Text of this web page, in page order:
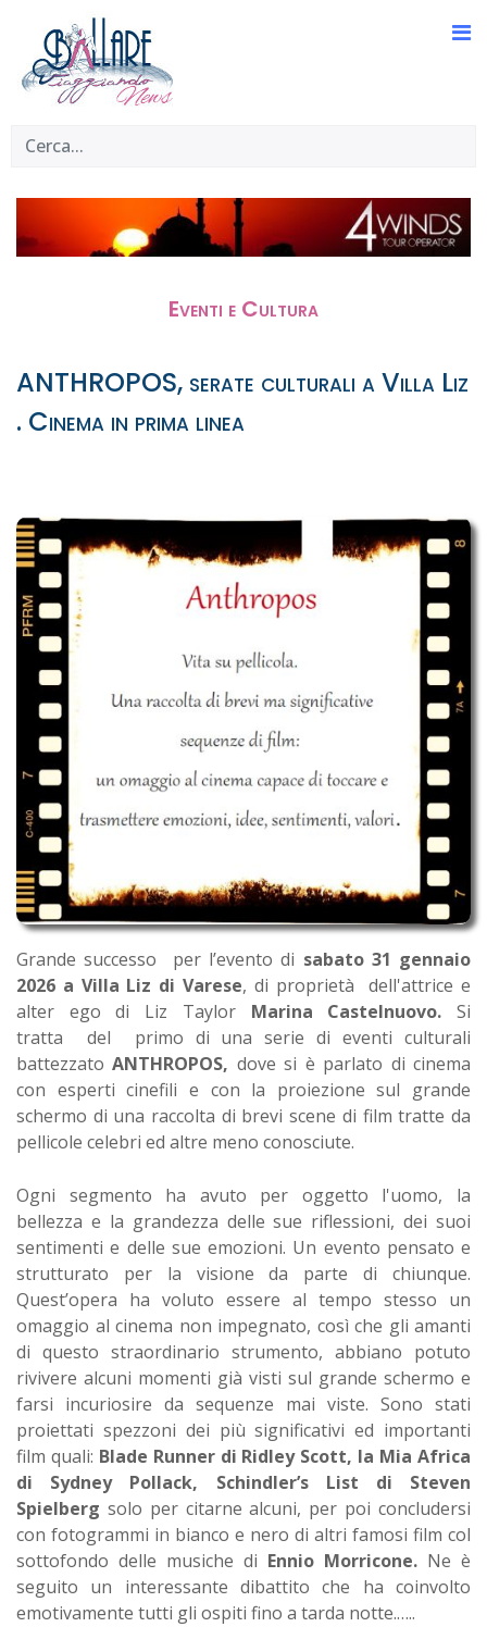
Eventi e Cultura
ANTHROPOS, serate culturali a Villa Liz
. Cinema in prima linea
Grande successo per l’evento di sabato 31 gennaio
2026 a Villa Liz di Varese, di proprietà dell'attrice e
alter ego di Liz TaylorMarina Castelnuovo. Si
tratta del primo di una serie di eventi culturali
battezzatoANTHROPOS, dove si è parlato di cinema
con esperti cinefili e con la proiezione sul grande
schermo di una raccolta di brevi scene di film tratte da
pellicole celebri ed altre meno conosciute.
Ogni segmento ha avuto per oggetto l'uomo, la
bellezza e la grandezza delle sue riflessioni, dei suoi
sentimenti e delle sue emozioni. Un evento pensato e
strutturato per la visione da parte di chiunque.
Quest’opera ha voluto essere al tempo stesso un
omaggio al cinema non impegnato, così che gli amanti
di questo straordinario strumento, abbiano potuto
rivivere alcuni momenti già visti sul grande schermo e
farsi incuriosire da sequenze mai viste. Sono stati
proiettati spezzoni dei più significativi ed importanti
film quali: Blade Runner di Ridley Scott, la Mia Africa
di Sydney Pollack, Schindler’s List di Steven
Spielberg solo per citarne alcuni, per poi concludersi
con fotogrammi in bianco e nero di altri famosi film col
sottofondo delle musiche di Ennio Morricone. Ne è
seguito un interessante dibattito che ha coinvolto
emotivamente tutti gli ospiti fino a tarda notte.…..